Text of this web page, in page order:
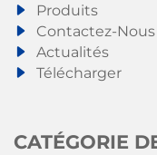
Produits
Contactez-Nous
Actualités
Télécharger
CATÉGORIE